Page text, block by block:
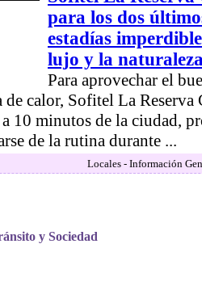
para los dos
estadías
lujo y la
Para aprovechar el
de calor, Sofitel La Reserva
10 minutos de la ciudad,
de la rutina durante ...
Locales - Información
y Sociedad